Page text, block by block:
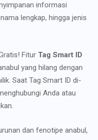
informasi
lengkap, hingga jenis
Fitur Tag Smart ID
yang hilang dengan
Saat Tag Smart ID di-
Anda atau
dan fenotipe anabul,